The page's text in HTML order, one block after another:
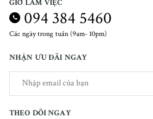
GIỜ LÀM VIỆC
094 384 5460
Các ngày trong tuần (9am- 10pm)
NHẬN ƯU ĐÃI NGAY
THEO DÕI NGAY